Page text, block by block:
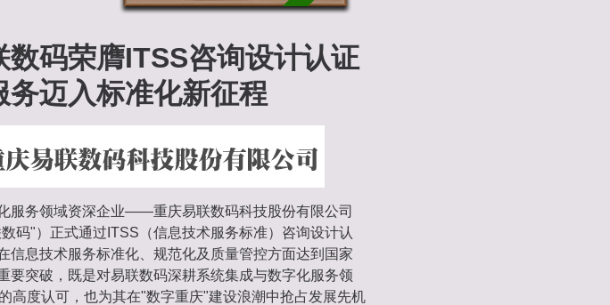
数码荣膺ITSS咨询设计认证
务迈入标准化新征程
服务领域资深企业——重庆易联数码科技股份有限公司
数码"）正式通过ITSS（信息技术服务标准）咨询设计认
信息技术服务标准化、规范化及质量管控方面达到国家
要突破，既是对易联数码深耕系统集成与数字化服务领
高度认可，也为其在"数字重庆"建设浪潮中抢占发展先机